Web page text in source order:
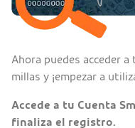
Ahora puedes acceder
millas y ¡empezar a
Accede a tu Cuenta
finaliza el registro.